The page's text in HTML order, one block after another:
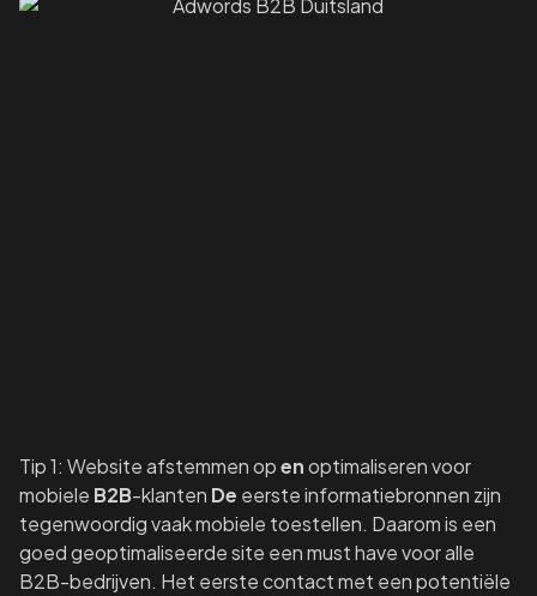
Tip 1: Website afstemmen openoptimaliseren voor
mobiele B2B-klanten De eerste informatiebronnen zijn
tegenwoordig vaak mobiele toestellen. Daarom is een
goed geoptimaliseerde site een must have voor alle
B2B-bedrijven. Het eerste contact met een potentiële